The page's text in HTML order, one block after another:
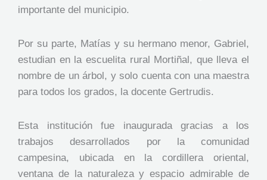
importante del municipio.
Por su parte, Matías y su hermano menor, Gabriel,
estudian en la escuelita rural Mortiñal, que lleva el
nombre de un árbol, y solo cuenta con una maestra
para todos los grados, la docente Gertrudis.
Esta institución fue inaugurada gracias a los
trabajos desarrollados por la comunidad
campesina, ubicada en la cordillera oriental,
ventana de la naturaleza y espacio admirable de